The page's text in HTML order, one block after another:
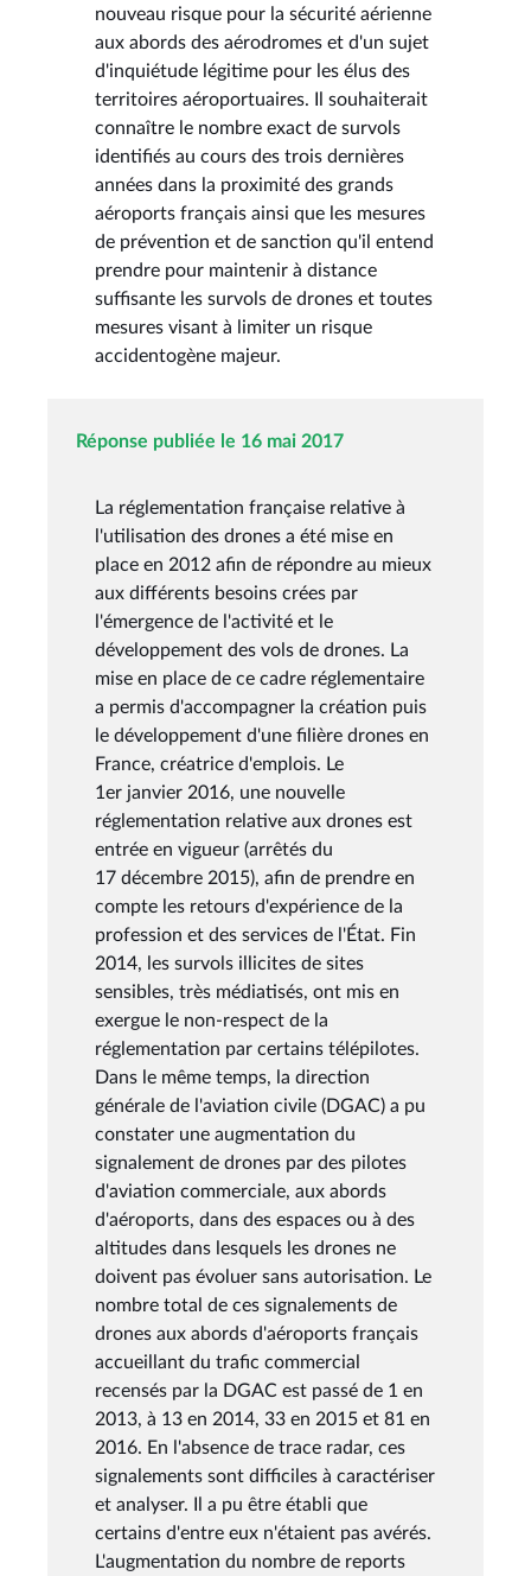
nouveau risque pour la sécurité aérienne
aux abords des aérodromes et d'un sujet
d'inquiétude légitime pour les élus des
territoires aéroportuaires. Il souhaiterait
connaître le nombre exact de survols
identifiés au cours des trois dernières
années dans la proximité des grands
aéroports français ainsi que les mesures
de prévention et de sanction qu'il entend
prendre pour maintenir à distance
suffisante les survols de drones et toutes
mesures visant à limiter un risque
accidentogène majeur.
Réponse publiée le 16 mai 2017
La réglementation française relative à
l'utilisation des drones a été mise en
place en 2012 afin de répondre au mieux
aux différents besoins crées par
l'émergence de l'activité et le
développement des vols de drones. La
mise en place de ce cadre réglementaire
a permis d'accompagner la création puis
le développement d'une filière drones en
France, créatrice d'emplois. Le
1er janvier 2016, une nouvelle
réglementation relative aux drones est
entrée en vigueur (arrêtés du
17 décembre 2015), afin de prendre en
compte les retours d'expérience de la
profession et des services de l'État. Fin
2014, les survols illicites de sites
sensibles, très médiatisés, ont mis en
exergue le non-respect de la
réglementation par certains télépilotes.
Dans le même temps, la direction
générale de l'aviation civile (DGAC) a pu
constater une augmentation du
signalement de drones par des pilotes
d'aviation commerciale, aux abords
d'aéroports, dans des espaces ou à des
altitudes dans lesquels les drones ne
doivent pas évoluer sans autorisation. Le
nombre total de ces signalements de
drones aux abords d'aéroports français
accueillant du trafic commercial
recensés par la DGAC est passé de 1 en
2013, à 13 en 2014, 33 en 2015 et 81 en
2016. En l'absence de trace radar, ces
signalements sont difficiles à caractériser
et analyser. Il a pu être établi que
certains d'entre eux n'étaient pas avérés.
L'augmentation du nombre de reports